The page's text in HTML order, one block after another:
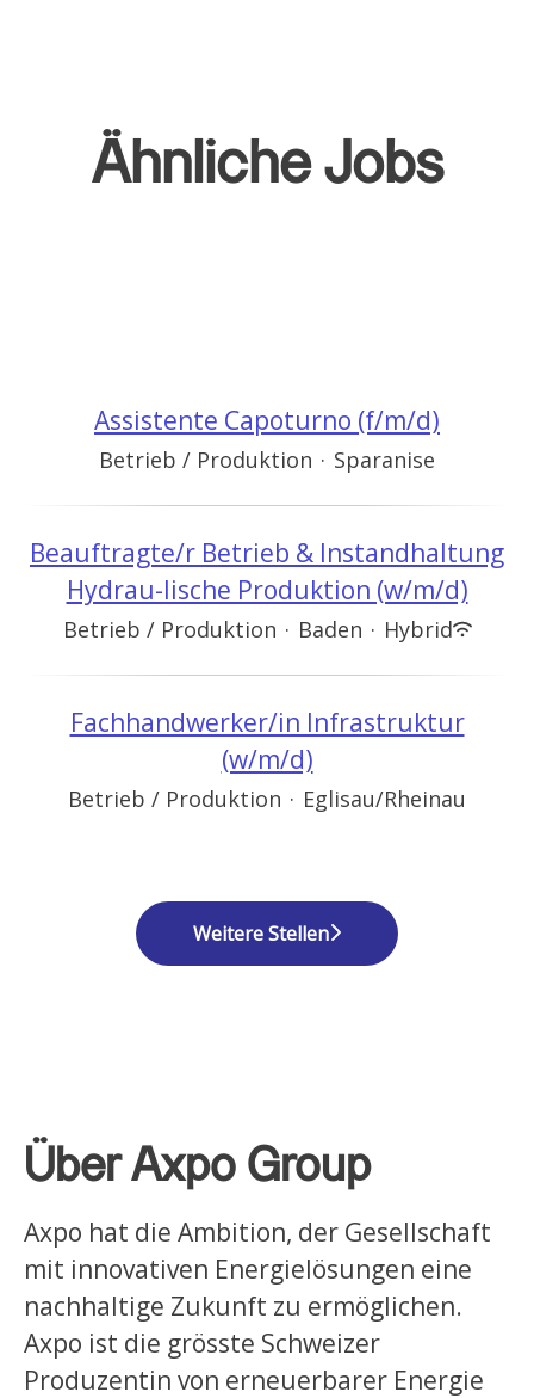
Ähnliche Jobs
Assistente Capoturno (f/m/d)
Betrieb / Produktion · Sparanise
Beauftragte/r Betrieb & Instandhaltung
Hydrau-lische Produktion (w/m/d)
Betrieb / Produktion · Baden · Hybrid
Fachhandwerker/in Infrastruktur
(w/m/d)
Betrieb / Produktion · Eglisau/Rheinau
Weitere Stellen
Über Axpo Group
Axpo hat die Ambition, der Gesellschaft
mit innovativen Energielösungen eine
nachhaltige Zukunft zu ermöglichen.
Axpo ist die grösste Schweizer
Produzentin von erneuerbarer Energie